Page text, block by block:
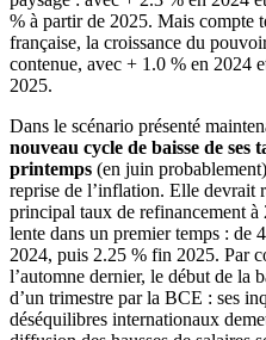
% à partir de 2025. Mais compte
française, la croissance du
contenue, avec + 1.0 % en 2024
2025.
Dans le scénario présenté
nouveau cycle de baisse de
printemps (en juin
reprise de l’inflation. Elle devrait
principal taux de refinancement
lente dans un premier temps : de
2024, puis 2.25 % fin 2025. Par
l’automne dernier, le début de la
d’un trimestre par la BCE : ses
déséquilibres internationaux